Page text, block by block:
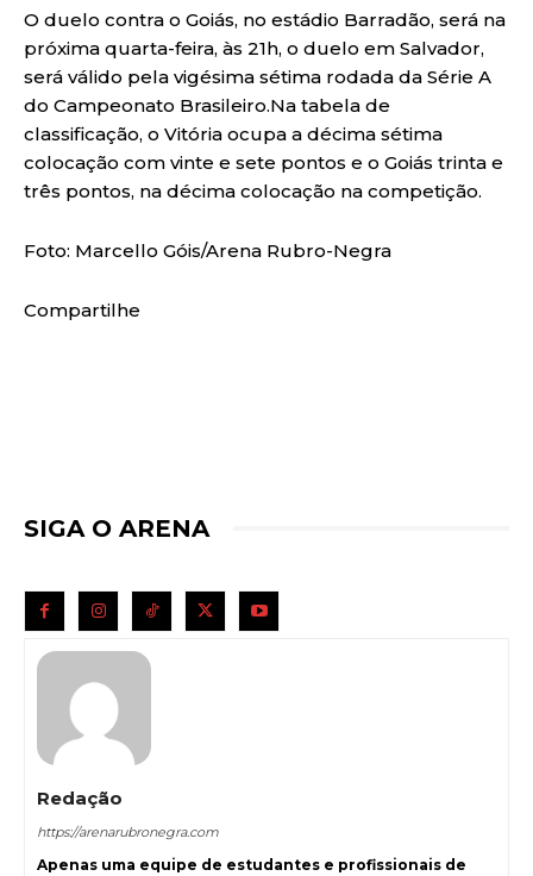
O duelo contra o Goiás, no estádio Barradão, será na
próxima quarta-feira, às 21h, o duelo em Salvador,
será válido pela vigésima sétima rodada da Série A
do Campeonato Brasileiro.Na tabela de
classificação, o Vitória ocupa a décima sétima
colocação com vinte e sete pontos e o Goiás trinta e
três pontos, na décima colocação na competição.
Foto: Marcello Góis/Arena Rubro-Negra
Compartilhe
SIGA O ARENA
Redação
https://arenarubronegra.com
Apenas uma equipe de estudantes e profissionais de